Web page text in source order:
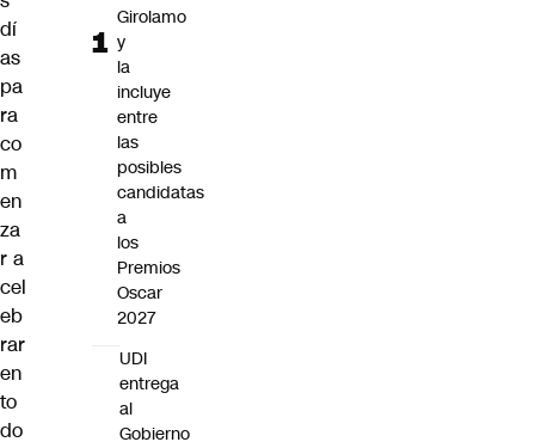
dí
as
pa
ra
co
m
en
za
r a
cel
eb
rar
en
to
do
Girolamo
y
la
incluye
entre
las
posibles
candidatas
a
los
Premios
Oscar
2027
UDI
entrega
al
Gobierno